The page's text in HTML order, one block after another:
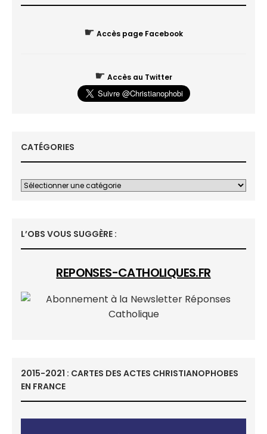
☛ Accès page Facebook
☛ Accès au Twitter
CATÉGORIES
L’OBS VOUS SUGGÈRE :
REPONSES-CATHOLIQUES.FR
2015-2021 : CARTES DES ACTES CHRISTIANOPHOBES
EN FRANCE